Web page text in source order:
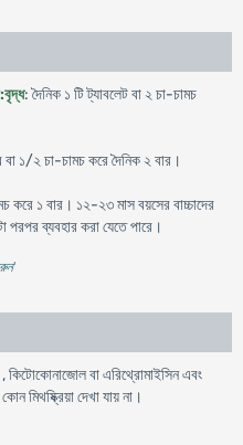
: দৈনিক ১ টি ট্যাবলেট বা ২ চা-চামচ
বা ১/২ চা-চামচ করে দৈনিক ২ বার।
করে ১ বার। ১২-২৩ মাস বয়সের বাচ্চাদের
পরপর ব্যবহার করা যেতে পারে।
'
কিটোকোনাজোল বা এরিথ্রোমাইসিন এবং
মিথষ্ক্রিয়া দেখা যায় না।